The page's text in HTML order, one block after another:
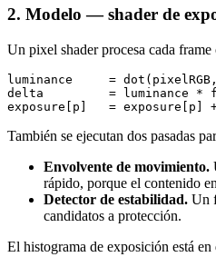
2. Modelo — shader de
Un pixel shader procesa cada
luminance     =
delta         = luminance *
También se ejecutan dos pasadas
Envolvente de movimiento.
rápido, porque el contenido
Detector de estabilidad. Un
candidatos a protección.
El histograma de exposición está